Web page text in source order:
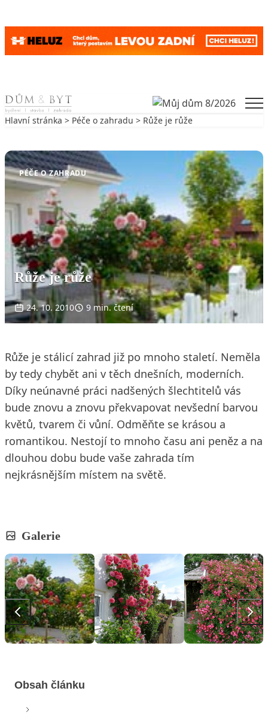
Skip to content
Hlavní stránka > Péče o zahradu > Růže je růže
PÉČE O ZAHRADU
Růže je růže
24. 10. 2010 9 min. čtení
Růže je stálicí zahrad již po mnoho staletí. Neměla
by tedy chybět ani v těch dnešních, moderních.
Díky neúnavné práci nadšených šlechtitelů vás
bude znovu a znovu překvapovat nevšední barvou
květů, tvarem či vůní. Odměňte se krásou a
romantikou. Nestojí to mnoho času ani peněz a na
dlouhou dobu bude vaše zahrada tím
nejkrásnějším místem na světě.
Galerie
Obsah článku